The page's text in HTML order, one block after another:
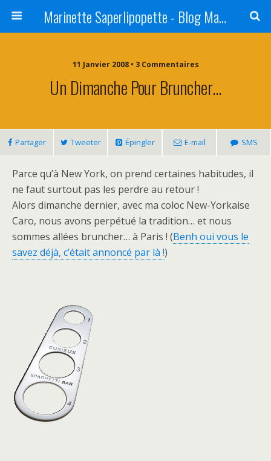
Marinette Saperlipopette - Blog Maman Angers Lifestyle - Ex Expat Montréal
11 Janvier 2008 • 3 Commentaires
Un Dimanche Pour Bruncher…
Partager Tweeter Épingler E-mail SMS
Parce qu’à New York, on prend certaines habitudes, il
ne faut surtout pas les perdre au retour !
Alors dimanche dernier, avec ma coloc New-Yorkaise
Caro, nous avons perpétué la tradition… et nous
sommes allées bruncher… à Paris ! (Benh oui vous le
savez déjà, c’était annoncé par là !)